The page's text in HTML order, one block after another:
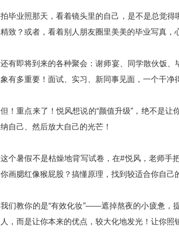
拍毕业照那天，看着镜头里的自己，是不是总觉
精致？或者，看着别人朋友圈里美美的毕业写真，
还有即将到来的各种聚会：谢师宴、同学散伙饭
象有多重要！面试、实习、新同事见面，一个干净
但！重点来了！悦风想说的“颜值升级”，绝不是
纳自己、然后放大自己的光芒！
这个暑假不是枯燥地背写试卷，在#悦风，老师手
你画腮红像猴屁股？搞懂原理，找到较适合你自己
我们教你的是“有效化妆”——遮掉熬夜的小疲惫，
人，而是让你本来的优点，较大化地发光！让你照